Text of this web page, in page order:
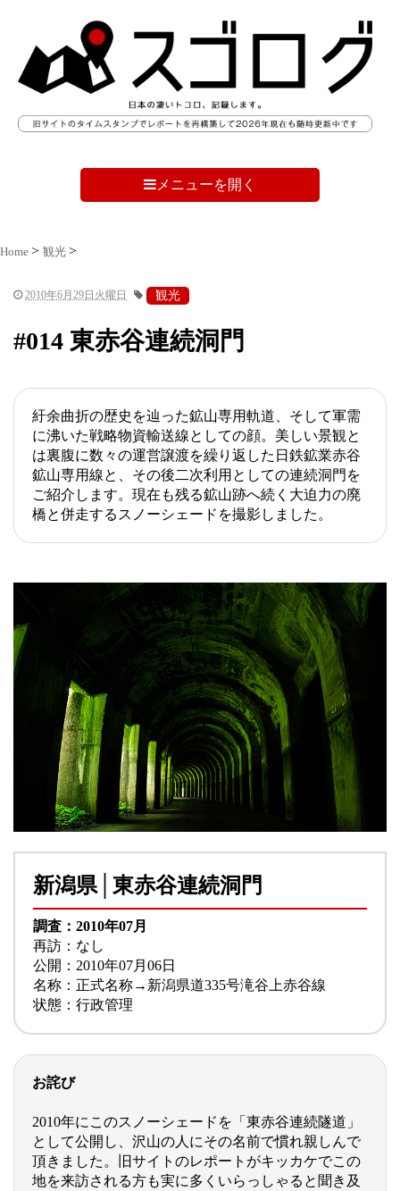
メニューを開く
Home 観光
2010年6月29日火曜日 観光
#014 東赤谷連続洞門
紆余曲折の歴史を辿った鉱山専用軌道、そして軍需
に沸いた戦略物資輸送線としての顔。美しい景観と
は裏腹に数々の運営譲渡を繰り返した日鉄鉱業赤谷
鉱山専用線と、その後二次利用としての連続洞門を
ご紹介します。現在も残る鉱山跡へ続く大迫力の廃
橋と併走するスノーシェードを撮影しました。
新潟県│東赤谷連続洞門
調査：2010年07月
再訪：なし
公開：2010年07月06日
名称：正式名称→新潟県道335号滝谷上赤谷線
状態：行政管理
お詫び
2010年にこのスノーシェードを「東赤谷連続隧道」
として公開し、沢山の人にその名前で慣れ親しんで
頂きました。旧サイトのレポートがキッカケでこの
地を来訪される方も実に多くいらっしゃると聞き及